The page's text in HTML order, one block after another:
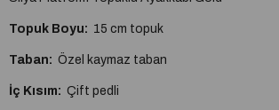
Topuk Boyu: 15 cm topuk
Taban: Özel kaymaz taban
İç Kısım: Çift pedli